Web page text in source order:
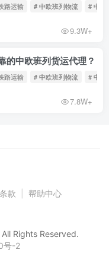
路运输 # 中欧班列物流 # 中欧
9.3W+
的中欧班列货运代理？
路运输 # 中欧班列物流 # 中欧
7.8W+
款 帮助中心
Rights Reserved.
号-2